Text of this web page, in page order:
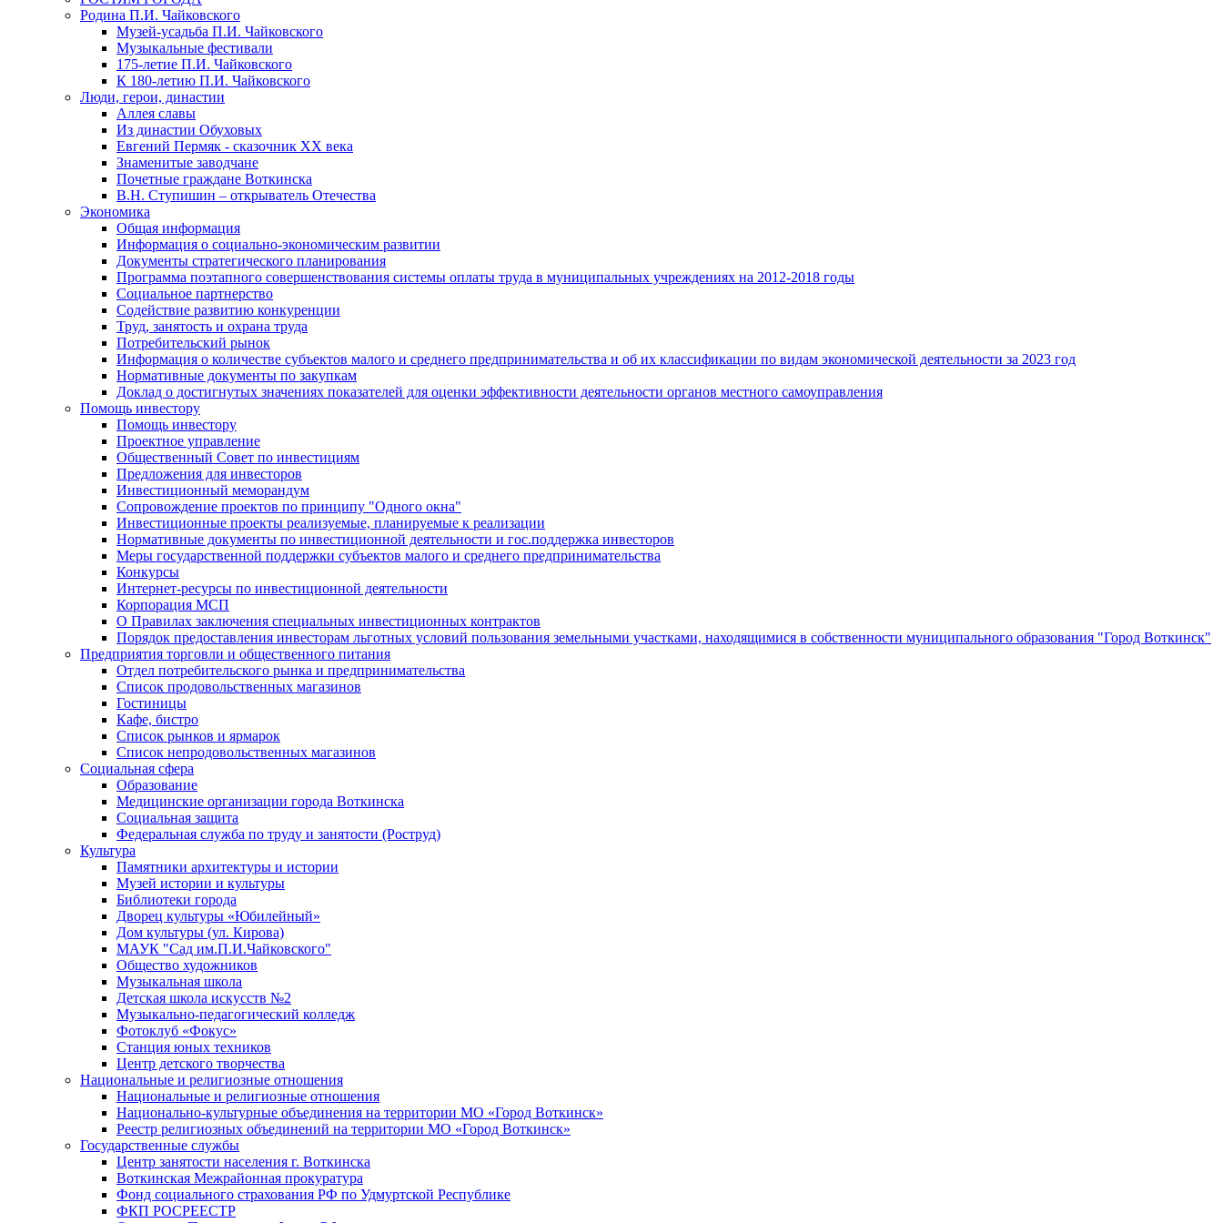
Родина П.И. Чайковского
Музей-усадьба П.И. Чайковского
Музыкальные фестивали
175-летие П.И. Чайковского
К 180-летию П.И. Чайковского
Люди, герои, династии
Аллея славы
Из династии Обуховых
Евгений Пермяк - сказочник XX века
Знаменитые заводчане
Почетные граждане Воткинска
В.Н. Ступишин – открыватель Отечества
Экономика
Общая информация
Информация о социально-экономическим развитии
Документы стратегического планирования
Программа поэтапного совершенствования системы оплаты труда в муниципальных учреждениях на 2012-2018 годы
Социальное партнерство
Содействие развитию конкуренции
Труд, занятость и охрана труда
Потребительский рынок
Информация о количестве субъектов малого и среднего предпринимательства и об их классификации по видам экономической деятельности за 2023 год
Нормативные документы по закупкам
Доклад о достигнутых значениях показателей для оценки эффективности деятельности органов местного самоуправления
Помощь инвестору
Помощь инвестору
Проектное управление
Общественный Совет по инвестициям
Предложения для инвесторов
Инвестиционный меморандум
Сопровождение проектов по принципу "Oдного окна"
Инвестиционные проекты реализуемые, планируемые к реализации
Нормативные документы по инвестиционной деятельности и гос.поддержка инвесторов
Меры государственной поддержки субъектов малого и среднего предпринимательства
Конкурсы
Интернет-ресурсы по инвестиционной деятельности
Корпорация МСП
О Правилах заключения специальных инвестиционных контрактов
Порядок предоставления инвесторам льготных условий пользования земельными участками, находящимися в собственности муниципального образования "Город Воткинск"
Предприятия торговли и общественного питания
Отдел потребительского рынка и предпринимательства
Список продовольственных магазинов
Гостиницы
Кафе, бистро
Cписок рынков и ярмарок
Список непродовольственных магазинов
Социальная сфера
Образование
Медицинские организации города Воткинска
Социальная защита
Федеральная служба по труду и занятости (Роструд)
Культура
Памятники архитектуры и истории
Музей истории и культуры
Библиотеки города
Дворец культуры «Юбилейный»
Дом культуры (ул. Кирова)
МАУК "Сад им.П.И.Чайковского"
Общество художников
Музыкальная школа
Детская школа искусств №2
Музыкально-педагогический колледж
Фотоклуб «Фокус»
Станция юных техников
Центр детского творчества
Национальные и религиозные отношения
Национальные и религиозные отношения
Национально-культурные объединения на территории МО «Город Воткинск»
Реестр религиозных объединений на территории МО «Город Воткинск»
Государственные службы
Центр занятости населения г. Воткинска
Воткинская Межрайонная прокуратура
Фонд социального страхования РФ по Удмуртской Республике
ФКП РОСРЕЕСТР